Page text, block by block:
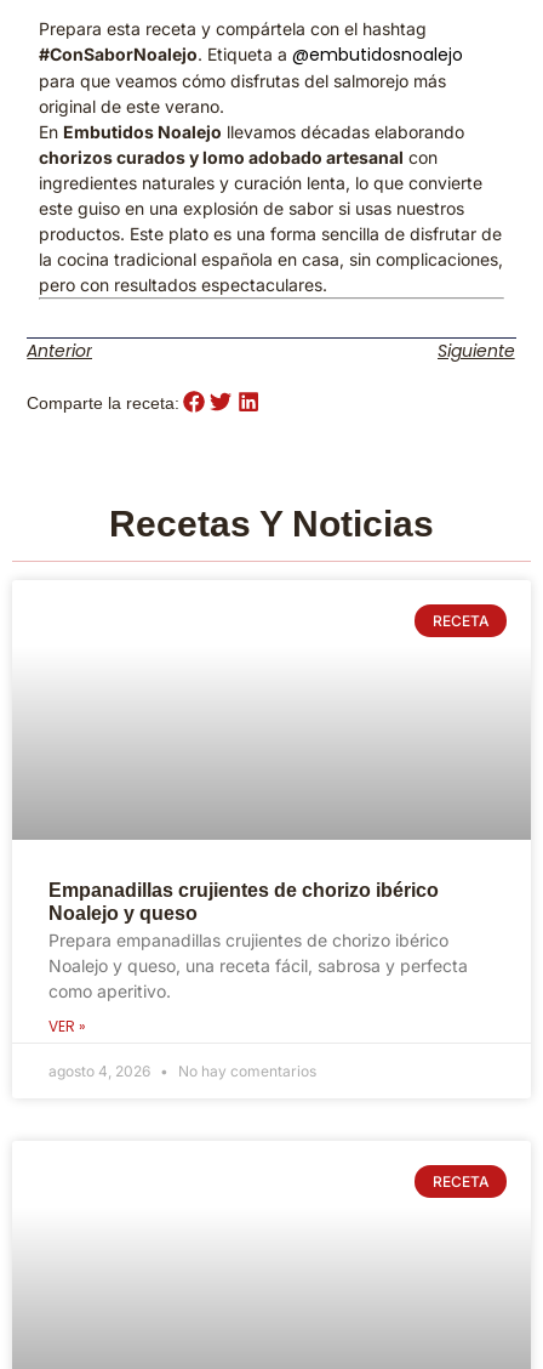
Prepara esta receta y compártela con el hashtag
#ConSaborNoalejo. Etiqueta a@embutidosnoalejo
para que veamos cómo disfrutas del salmorejo más
original de este verano.
En Embutidos Noalejo llevamos décadas elaborando
chorizos curados y lomo adobado artesanal con
ingredientes naturales y curación lenta, lo que convierte
este guiso en una explosión de sabor si usas nuestros
productos. Este plato es una forma sencilla de disfrutar de
la cocina tradicional española en casa, sin complicaciones,
pero con resultados espectaculares.
Anterior Siguiente
Comparte la receta:
Recetas Y Noticias
RECETA
Empanadillas crujientes de chorizo ibérico
Noalejo y queso
Prepara empanadillas crujientes de chorizo ibérico
Noalejo y queso, una receta fácil, sabrosa y perfecta
como aperitivo.
VER »
agosto 4, 2026 No hay comentarios
RECETA